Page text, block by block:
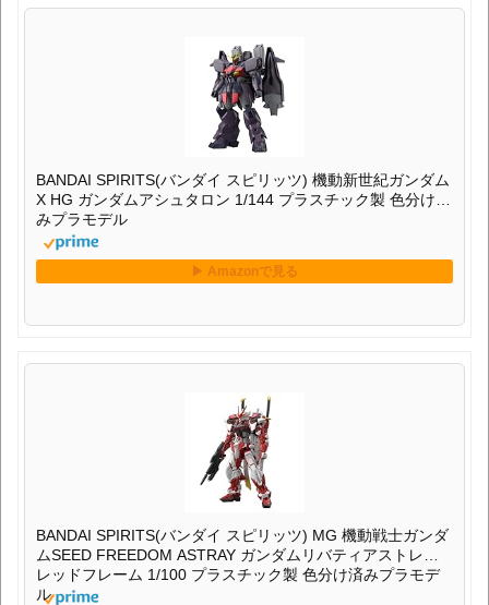
BANDAI SPIRITS(バンダイ スピリッツ) 機動新世紀ガンダム
X HG ガンダムアシュタロン 1/144 プラスチック製 色分け済
みプラモデル
BANDAI SPIRITS(バンダイ スピリッツ) MG 機動戦士ガンダ
ムSEED FREEDOM ASTRAY ガンダムリバティアストレイ
レッドフレーム 1/100 プラスチック製 色分け済みプラモデ
ル